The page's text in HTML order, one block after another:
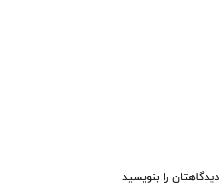
دیدگاهتان را بنویسید